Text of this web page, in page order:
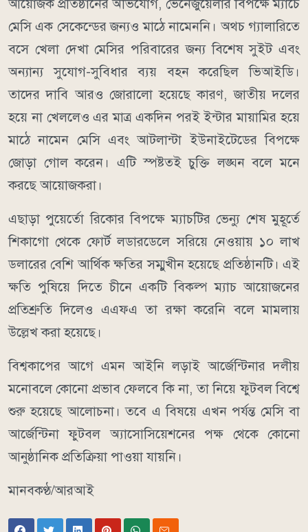
আয়োজক প্রতিষ্ঠানের অভিযোগ, ভেনেজুয়েলার বিপক্ষে ম্যাচে
মেসি এক সেকেন্ডের জন্যও মাঠে নামেননি। অথচ গ্যালারিতে
বসে খেলা দেখা মেসির পরিবারের জন্য বিশেষ সুইট এবং
অন্যান্য সুযোগ-সুবিধার ব্যয় বহন করেছিল ভিআইডি।
তাদের দাবি আরও জোরালো হয়েছে কারণ, জাতীয় দলের
হয়ে না খেললেও এর মাত্র একদিন পরই ইন্টার মায়ামির হয়ে
মাঠে নামেন মেসি এবং আটলান্টা ইউনাইটেডের বিপক্ষে
জোড়া গোল করেন। এটি স্পষ্টতই চুক্তি লঙ্ঘন বলে মনে
করছে আয়োজকরা।
এছাড়া পুয়ের্তো রিকোর বিপক্ষে ম্যাচটির ভেন্যু শেষ মুহূর্তে
শিকাগো থেকে ফোর্ট লডারডেলে সরিয়ে নেওয়ায় ১০ লাখ
ডলারের বেশি আর্থিক ক্ষতির সম্মুখীন হয়েছে প্রতিষ্ঠানটি। এই
ক্ষতি পুষিয়ে দিতে চীনে একটি বিকল্প ম্যাচ আয়োজনের
প্রতিশ্রুতি দিলেও এএফএ তা রক্ষা করেনি বলে মামলায়
উল্লেখ করা হয়েছে।
বিশ্বকাপের আগে এমন আইনি লড়াই আর্জেন্টিনার দলীয়
মনোবলে কোনো প্রভাব ফেলবে কি না, তা নিয়ে ফুটবল বিশ্বে
শুরু হয়েছে আলোচনা। তবে এ বিষয়ে এখন পর্যন্ত মেসি বা
আর্জেন্টিনা ফুটবল অ্যাসোসিয়েশনের পক্ষ থেকে কোনো
আনুষ্ঠানিক প্রতিক্রিয়া পাওয়া যায়নি।
মানবকণ্ঠ/আরআই